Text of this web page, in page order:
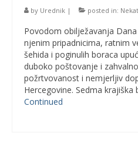
by Urednik | posted in:
Povodom obilježavanja
njenim pripadnicima, ratnim
šehida i poginulih boraca
duboko poštovanje i
požrtvovanost i nemjerljiv
Hercegovine. Sedma
Continued